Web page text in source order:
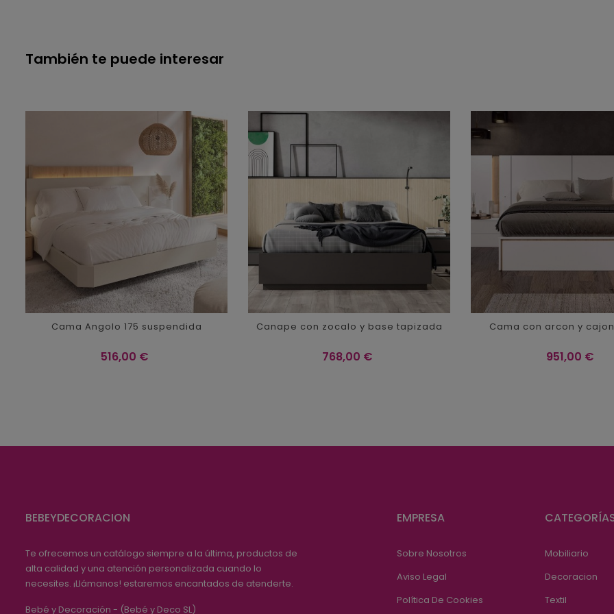
También te puede interesar
Cama Angolo 175 suspendida
Precio
516,00 €
Canape con zocalo y base tapizada
Precio
768,00 €
Cama con arcon y
Precio
951,00 €
BEBEYDECORACION
Te ofrecemos un catálogo siempre a la última, productos de
alta calidad y una atención personalizada cuando lo
necesites. ¡Llámanos! estaremos encantados de atenderte.
Bebé y Decoración - (Bebé y Deco SL)
EMPRESA
Sobre Nosotros
Aviso Legal
Política De Cookies
Mobiliario
Decoracion
Textil